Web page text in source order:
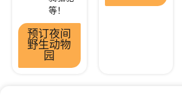
等！
预订夜间
野生动物
园